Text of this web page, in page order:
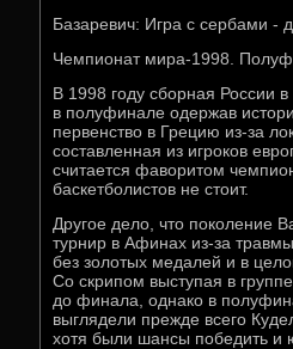
Базаревич: Игра с сербами -
Чемпионат мира-1998.
В 1998 году сборная России
в полуфинале одержав
первенство в Грецию из-за
составленная из игроков
считается фаворитом
баскетболистов не стоит.
Другое дело, что поколение
турнир в Афинах из-за
без золотых медалей и в
Со скрипом выступая в
до финала, однако в
выглядели прежде всего
хотя были шансы победить и